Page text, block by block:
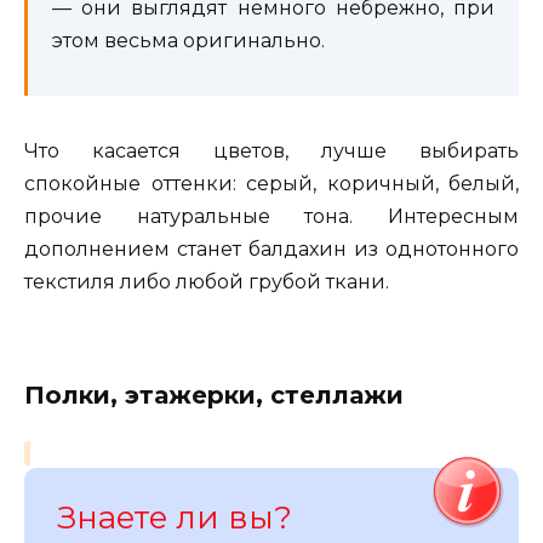
— они выглядят немного небрежно, при
этом весьма оригинально.
Что касается цветов, лучше выбирать
спокойные оттенки: серый, коричный, белый,
прочие натуральные тона. Интересным
дополнением станет балдахин из однотонного
текстиля либо любой грубой ткани.
Полки, этажерки, стеллажи
Знаете ли вы?